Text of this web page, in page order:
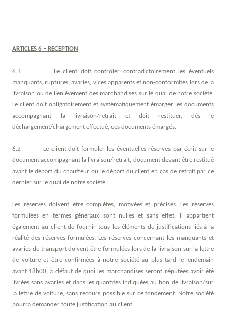
ARTICLES 6 – RECEPTION
6.1 Le client doit contrôler contradictoirement les éventuels
manquants, ruptures, avaries, vices apparents et non-conformités lors de la
livraison ou de l’enlèvement des marchandises sur le quai de notre société.
Le client doit obligatoirement et systématiquement émarger les documents
accompagnant la livraison/retrait et doit restituer, dès le
déchargement/chargement effectué, ces documents émargés.
6.2 Le client doit formuler les éventuelles réserves par écrit sur le
document accompagnant la livraison/retrait, document devant être restitué
avant le départ du chauffeur ou le départ du client en cas de retrait par ce
dernier sur le quai de notre société.
Les réserves doivent être complètes, motivées et précises. Les réserves
formulées en termes généraux sont nulles et sans effet. Il appartient
également au client de fournir tous les éléments de justifications liés à la
réalité des réserves formulées. Les réserves concernant les manquants et
avaries de transport doivent être formulées lors de la livraison sur la lettre
de voiture et être confirmées à notre société au plus tard le lendemain
avant 18h00, à défaut de quoi les marchandises seront réputées avoir été
livrées sans avaries et dans les quantités indiquées au bon de livraison/sur
la lettre de voiture, sans recours possible sur ce fondement. Notre société
pourra demander toute justification au client.